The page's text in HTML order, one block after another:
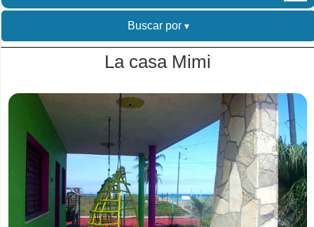
Buscar por
La casa Mimi